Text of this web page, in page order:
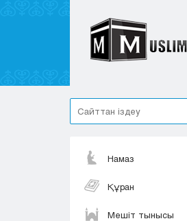
Намаз
Құран
Мешіт тынысы